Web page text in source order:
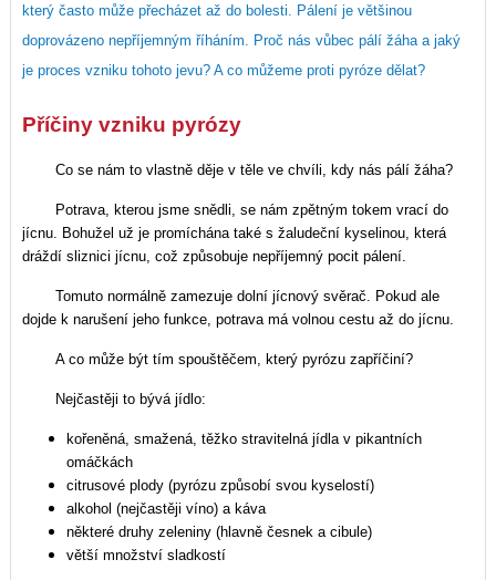
který často může přecházet až do bolesti. Pálení je většinou
doprovázeno nepříjemným říháním. Proč nás vůbec pálí žáha a jaký
je proces vzniku tohoto jevu? A co můžeme proti pyróze dělat?
Příčiny vzniku pyrózy
Co se nám to vlastně děje v těle ve chvíli, kdy nás pálí žáha?
Potrava, kterou jsme snědli, se nám zpětným tokem vrací do
jícnu. Bohužel už je promíchána také s žaludeční kyselinou, která
dráždí sliznici jícnu, což způsobuje nepříjemný pocit pálení.
Tomuto normálně zamezuje dolní jícnový svěrač. Pokud ale
dojde k narušení jeho funkce, potrava má volnou cestu až do jícnu.
A co může být tím spouštěčem, který pyrózu zapříčiní?
Nejčastěji to bývá jídlo:
kořeněná, smažená, těžko stravitelná jídla v pikantních
omáčkách
citrusové plody (pyrózu způsobí svou kyselostí)
alkohol (nejčastěji víno) a káva
některé druhy zeleniny (hlavně česnek a cibule)
větší množství sladkostí